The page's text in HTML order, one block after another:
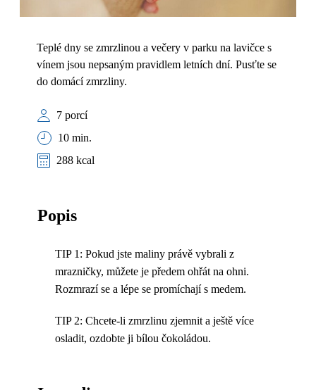
Teplé dny se zmrzlinou a večery v parku na lavičce s
vínem jsou nepsaným pravidlem letních dní. Pusťte se
do domácí zmrzliny.
7 porcí
10 min.
288 kcal
Popis
TIP 1: Pokud jste maliny právě vybrali z
mrazničky, můžete je předem ohřát na ohni.
Rozmrazí se a lépe se promíchají s medem.
TIP 2: Chcete-li zmrzlinu zjemnit a ještě více
osladit, ozdobte ji bílou čokoládou.